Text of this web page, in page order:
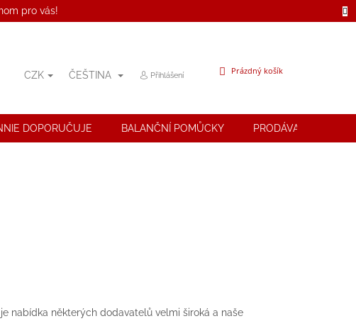
pro vás!
CZK ČEŠTINA Přihlášení
NÁKUPNÍ
Prázdný košík
DOPORUČUJE BALANČNÍ POMŮCKY PRODÁVANÉ ZNAČKY
nabídka některých dodavatelů velmi široká a naše